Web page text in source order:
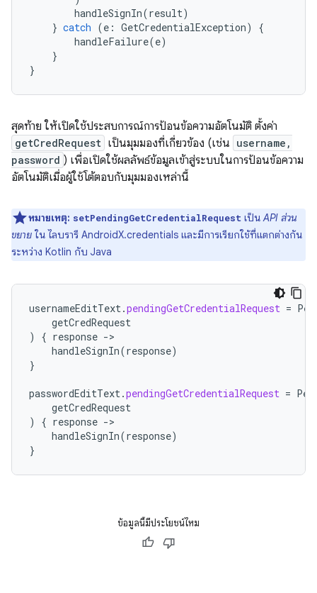
handleSignIn(result)
} catch (e : GetCredentialException)
{
handleFailure(e)
}
}
สุดท้าย ให้เปิดใช้ประสบการณ์การป้อนข้อความอัตโนมัติ ตั้งค่า
getCredRequest เป็นมุมมองที่เกี่ยวข้อง (เช่น username,
password ) เพื่อเปิดใช้ผลลัพธ์ข้อมูลเข้าสู่ระบบในการป้อนข้อความ
อัตโนมัติเมื่อผู้ใช้โต้ตอบกับมุมมองเหล่านี้
หมายเหตุ: setPendingGetCredentialRequest เป็นAPI ส่วน
ขยาย ใน ไลบรารี AndroidX.credentials และมีการเรียกใช้ที่แตกต่างกัน
ระหว่าง Kotlin กับ Java
usernameEditText.pendingGetCredentialRequest =
getCredRequest
)
{ response -
handleSignIn(response)
}
passwordEditText.pendingGetCredentialRequest =
getCredRequest
)
{ response -
handleSignIn(response)
}
ข้อมูลนี้มีประโยชน์ไหม